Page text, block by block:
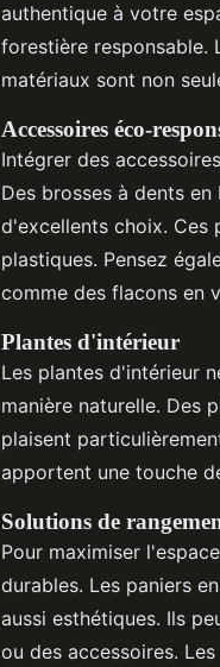
authentique à votre
forestière responsable.
matériaux sont non
Accessoires éco-
Intégrer des
Des brosses à dents
d'excellents choix. Ces
plastiques. Pensez
comme des flacons en
Plantes d'intérieur
Les plantes d'intérieur
manière naturelle. Des
plaisent
apportent une touche
Solutions de
Pour maximiser
durables. Les paniers
aussi esthétiques. Ils
ou des accessoires.